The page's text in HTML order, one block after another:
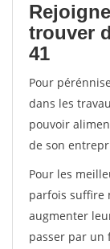
trouver
41
Pour
dans les
pouvoir
de son
Pour les
parfois suffire
augmenter
passer par un